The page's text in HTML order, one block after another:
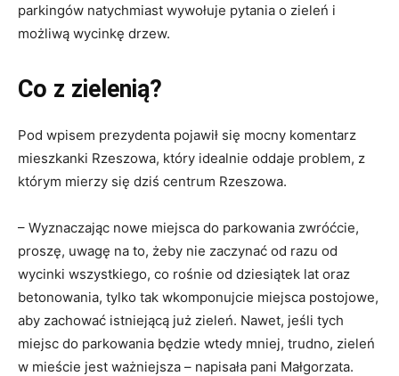
parkingów natychmiast wywołuje pytania o zieleń i
możliwą wycinkę drzew.
Co z zielenią?
Pod wpisem prezydenta pojawił się mocny komentarz
mieszkanki Rzeszowa, który idealnie oddaje problem, z
którym mierzy się dziś centrum Rzeszowa.
– Wyznaczając nowe miejsca do parkowania zwróćcie,
proszę, uwagę na to, żeby nie zaczynać od razu od
wycinki wszystkiego, co rośnie od dziesiątek lat oraz
betonowania, tylko tak wkomponujcie miejsca postojowe,
aby zachować istniejącą już zieleń. Nawet, jeśli tych
miejsc do parkowania będzie wtedy mniej, trudno, zieleń
w mieście jest ważniejsza – napisała pani Małgorzata.